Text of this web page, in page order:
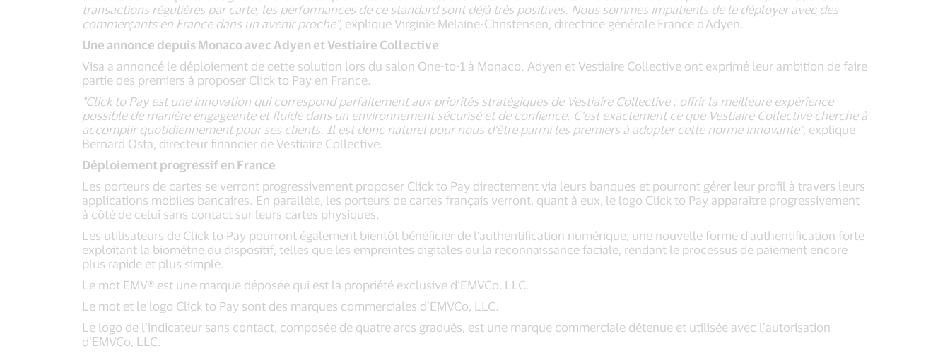
transactions régulières par carte, les performances de ce standard sont déjà très positives. Nous sommes impatients de le déployer avec des
commerçants en France dans un avenir proche", explique Virginie Melaine-Christensen, directrice générale France d'Adyen.
Une annonce depuis Monaco avec Adyen et Vestiaire Collective
Visa a annoncé le déploiement de cette solution lors du salon One-to-1 à Monaco. Adyen et Vestiaire Collective ont exprimé leur ambition de faire
partie des premiers à proposer Click to Pay en France.
"Click to Pay est une innovation qui correspond parfaitement aux priorités stratégiques de Vestiaire Collective : offrir la meilleure expérience
possible de manière engageante et fluide dans un environnement sécurisé et de confiance. C'est exactement ce que Vestiaire Collective cherche à
accomplir quotidiennement pour ses clients. Il est donc naturel pour nous d'être parmi les premiers à adopter cette norme innovante", explique
Bernard Osta, directeur financier de Vestiaire Collective.
Déploiement progressif en France
Les porteurs de cartes se verront progressivement proposer Click to Pay directement via leurs banques et pourront gérer leur profil à travers leurs
applications mobiles bancaires. En parallèle, les porteurs de cartes français verront, quant à eux, le logo Click to Pay apparaître progressivement
à côté de celui sans contact sur leurs cartes physiques.
Les utilisateurs de Click to Pay pourront également bientôt bénéficier de l'authentification numérique, une nouvelle forme d'authentification forte
exploitant la biométrie du dispositif, telles que les empreintes digitales ou la reconnaissance faciale, rendant le processus de paiement encore
plus rapide et plus simple.
Le mot EMV® est une marque déposée qui est la propriété exclusive d’EMVCo, LLC.
Le mot et le logo Click to Pay sont des marques commerciales d’EMVCo, LLC.
Le logo de l’indicateur sans contact, composée de quatre arcs gradués, est une marque commerciale détenue et utilisée avec l’autorisation
d’EMVCo, LLC.